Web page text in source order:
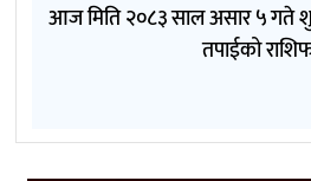
आज मिति २०८३ साल असार ५ गते
तपाईको